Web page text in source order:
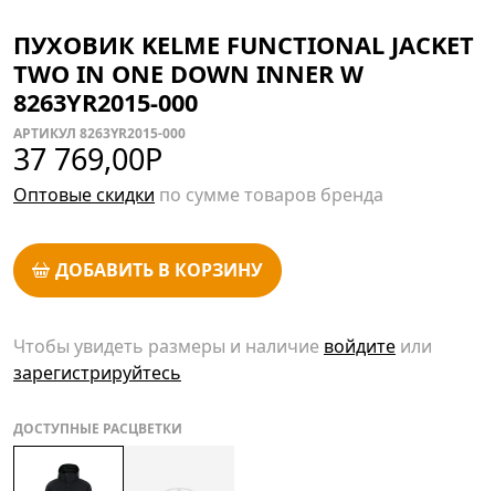
ПУХОВИК KELME FUNCTIONAL JACKET
TWO IN ONE DOWN INNER W
8263YR2015-000
АРТИКУЛ 8263YR2015-000
37 769,00Р
Оптовые скидки по сумме товаров бренда
ДОБАВИТЬ В КОРЗИНУ
Чтобы увидеть размеры и наличие войдите или
зарегистрируйтесь
ДОСТУПНЫЕ РАСЦВЕТКИ